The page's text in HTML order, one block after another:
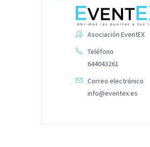
Asociación EventEX
Teléfono
644043261
Correo electrónico
info@eventex.es